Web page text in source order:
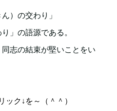
）の交わり」
」の語源である。
志の結束が堅いことをい
ク↓を～（＾＾）